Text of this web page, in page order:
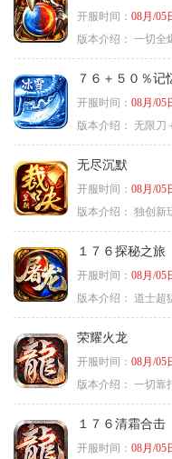
开服时间： 08月/05
版本介绍： 一切全
７６＋５０％记
开服时间： 08月/05
版本介绍： 无限刀
无尽沉默
开服时间： 08月/05
版本介绍： 独创新
１７６探秘之旅
开服时间： 08月/05
版本介绍： 道士超
荣耀火龙
开服时间： 08月/05
版本介绍： 一切靠
１７６清霜合击
开服时间： 08月/05